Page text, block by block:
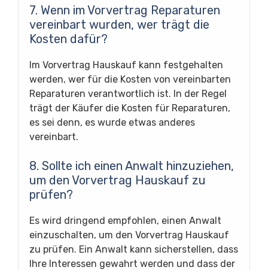
7. Wenn im Vorvertrag Reparaturen
vereinbart wurden, wer trägt die
Kosten dafür?
Im Vorvertrag Hauskauf kann festgehalten
werden, wer für die Kosten von vereinbarten
Reparaturen verantwortlich ist. In der Regel
trägt der Käufer die Kosten für Reparaturen,
es sei denn, es wurde etwas anderes
vereinbart.
8. Sollte ich einen Anwalt hinzuziehen,
um den Vorvertrag Hauskauf zu
prüfen?
Es wird dringend empfohlen, einen Anwalt
einzuschalten, um den Vorvertrag Hauskauf
zu prüfen. Ein Anwalt kann sicherstellen, dass
Ihre Interessen gewahrt werden und dass der